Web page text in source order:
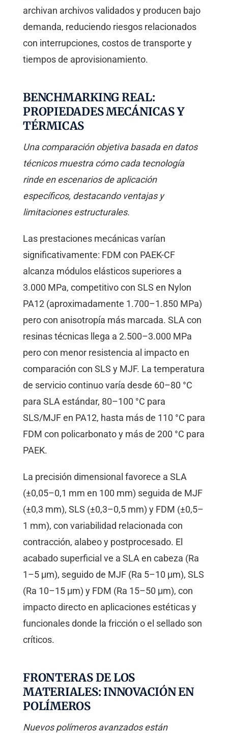
archivan archivos validados y producen bajo
demanda, reduciendo riesgos relacionados
con interrupciones, costos de transporte y
tiempos de aprovisionamiento.
BENCHMARKING REAL:
PROPIEDADES MECÁNICAS Y
TÉRMICAS
Una comparación objetiva basada en datos
técnicos muestra cómo cada tecnología
rinde en escenarios de aplicación
específicos, destacando ventajas y
limitaciones estructurales.
Las prestaciones mecánicas varían
significativamente: FDM con PAEK-CF
alcanza módulos elásticos superiores a
3.000 MPa, competitivo con SLS en Nylon
PA12 (aproximadamente 1.700–1.850 MPa)
pero con anisotropía más marcada. SLA con
resinas técnicas llega a 2.500–3.000 MPa
pero con menor resistencia al impacto en
comparación con SLS y MJF. La temperatura
de servicio continuo varía desde 60–80 °C
para SLA estándar, 80–100 °C para
SLS/MJF en PA12, hasta más de 110 °C para
FDM con policarbonato y más de 200 °C para
PAEK.
La precisión dimensional favorece a SLA
(±0,05–0,1 mm en 100 mm) seguida de MJF
(±0,3 mm), SLS (±0,3–0,5 mm) y FDM (±0,5–
1 mm), con variabilidad relacionada con
contracción, alabeo y postprocesado. El
acabado superficial ve a SLA en cabeza (Ra
1–5 μm), seguido de MJF (Ra 5–10 μm), SLS
(Ra 10–15 μm) y FDM (Ra 15–50 μm), con
impacto directo en aplicaciones estéticas y
funcionales donde la fricción o el sellado son
críticos.
FRONTERAS DE LOS
MATERIALES: INNOVACIÓN EN
POLÍMEROS
Nuevos polímeros avanzados están